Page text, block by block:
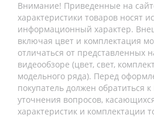
Внимание! Приведенные на
характеристики товаров носят
информационный характер.
включая цвет и комплектация
отличаться от представленных
видеообзоре (цвет, свет,
модельного ряда). Перед
покупатель должен обратиться
уточнения вопросов,
характеристик и комплектации